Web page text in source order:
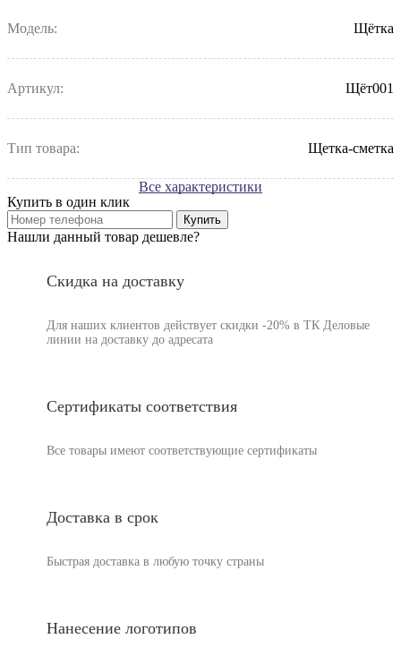
Модель: Щётка
Артикул: Щёт001
Тип товара: Щетка-сметка
Все характеристики
Купить в один клик
Купить
Нашли данный товар дешевле?
Скидка на доставку
Для наших клиентов действует скидки -20% в ТК Деловые
линии на доставку до адресата
Сертификаты соответствия
Все товары имеют соответствующие сертификаты
Доставка в срок
Быстрая доставка в любую точку страны
Нанесение логотипов